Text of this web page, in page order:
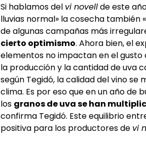
Si hablamos del vi novellde este
lluvias normal» la cosecha también
de algunas campañas más
cierto optimismo. Ahora bien, el
elementos no impactan en el gusto
la producción y la cantidad de uva
según Tegidó, la calidad del vino
clima. Es por eso que en un año de
los granos de uva se han
confirma Tegidó. Este equilibrio
positiva para los productores de vi